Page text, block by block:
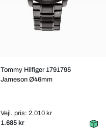
Tommy Hilfiger 1791795
Jameson Ø46mm
Vejl. pris: 2.010 kr
1.685 kr